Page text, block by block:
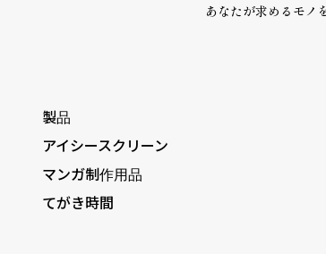
あなたが求めるモノ
製品
アイシースクリーン
マンガ制作用品
てがき時間